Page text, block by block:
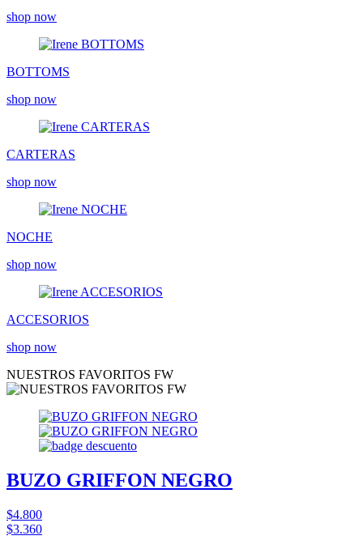
shop now
BOTTOMS
shop now
CARTERAS
shop now
NOCHE
shop now
ACCESORIOS
shop now
NUESTROS FAVORITOS FW
BUZO GRIFFON NEGRO
$4.800
$3.360